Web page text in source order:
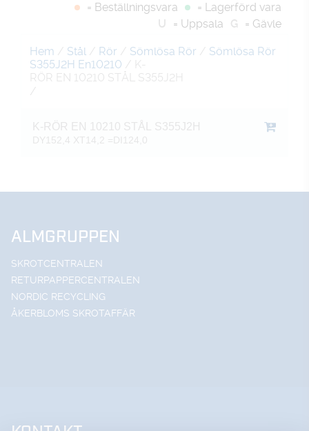
= Beställningsvara
= Lagerförd vara
U
= Uppsala G = Gävle
Hem / Stål / Rör / Sömlösa Rör / Sömlösa Rör
S355J2H En10210 / K-
RÖR EN 10210 STÅL S355J2H
/
K-RÖR EN 10210 STÅL S355J2H
DY152,4 XT14,2 =DI124,0
ALMGRUPPEN
SKROTCENTRALEN
RETURPAPPERCENTRALEN
NORDIC RECYCLING
ÅKERBLOMS SKROTAFFÄR